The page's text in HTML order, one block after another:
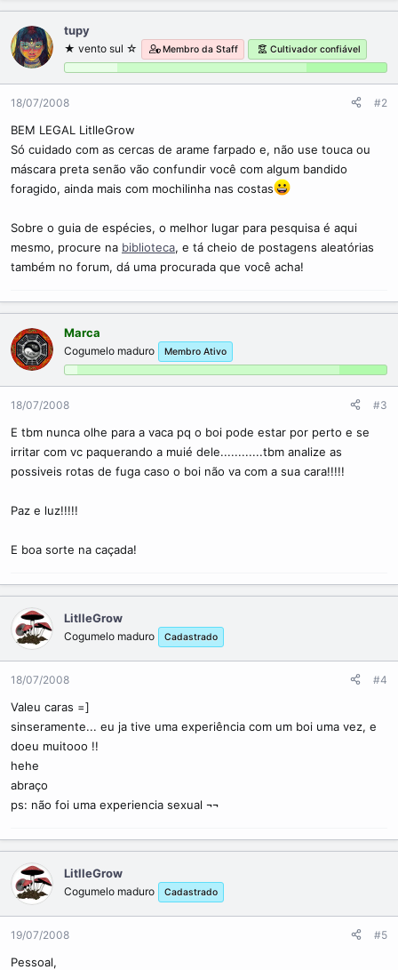
tupy
★ vento sul ☆ Membro da Staff Cultivador confiável
18/07/2008 #2
BEM LEGAL LitlleGrow
Só cuidado com as cercas de arame farpado e, não use touca ou
máscara preta senão vão confundir você com algum bandido
foragido, ainda mais com mochilinha nas costas
Sobre o guia de espécies, o melhor lugar para pesquisa é aqui
mesmo, procure na biblioteca, e tá cheio de postagens aleatórias
também no forum, dá uma procurada que você acha!
Marca
Cogumelo maduro Membro Ativo
18/07/2008 #3
E tbm nunca olhe para a vaca pq o boi pode estar por perto e se
irritar com vc paquerando a muié dele............tbm analize as
possiveis rotas de fuga caso o boi não va com a sua cara!!!!!
Paz e luz!!!!!
E boa sorte na caçada!
LitlleGrow
Cogumelo maduro Cadastrado
18/07/2008 #4
Valeu caras =]
sinseramente... eu ja tive uma experiência com um boi uma vez, e
doeu muitooo !!
hehe
abraço
ps: não foi uma experiencia sexual ¬¬
LitlleGrow
Cogumelo maduro Cadastrado
19/07/2008 #5
Pessoal,